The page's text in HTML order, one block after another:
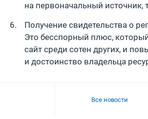
на первоначальный источник,
Получение свидетельства о
Это бесспорный плюс,
сайт среди сотен других, и
и достоинство владельца
Все новости